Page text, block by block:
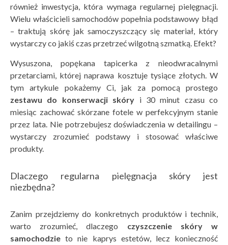
również inwestycja, która wymaga regularnej pielęgnacji.
Wielu właścicieli samochodów popełnia podstawowy błąd
– traktują skórę jak samoczyszczący się materiał, który
wystarczy co jakiś czas przetrzeć wilgotną szmatką. Efekt?
Wysuszona, popękana tapicerka z nieodwracalnymi
przetarciami, której naprawa kosztuje tysiące złotych. W
tym artykule pokażemy Ci, jak za pomocą prostego
zestawu do konserwacji skóry i 30 minut czasu co
miesiąc zachować skórzane fotele w perfekcyjnym stanie
przez lata. Nie potrzebujesz doświadczenia w detailingu –
wystarczy zrozumieć podstawy i stosować właściwe
produkty.
Dlaczego regularna pielęgnacja skóry jest
niezbędna?
Zanim przejdziemy do konkretnych produktów i technik,
warto zrozumieć, dlaczego czyszczenie skóry w
samochodzie to nie kaprys estetów, lecz konieczność